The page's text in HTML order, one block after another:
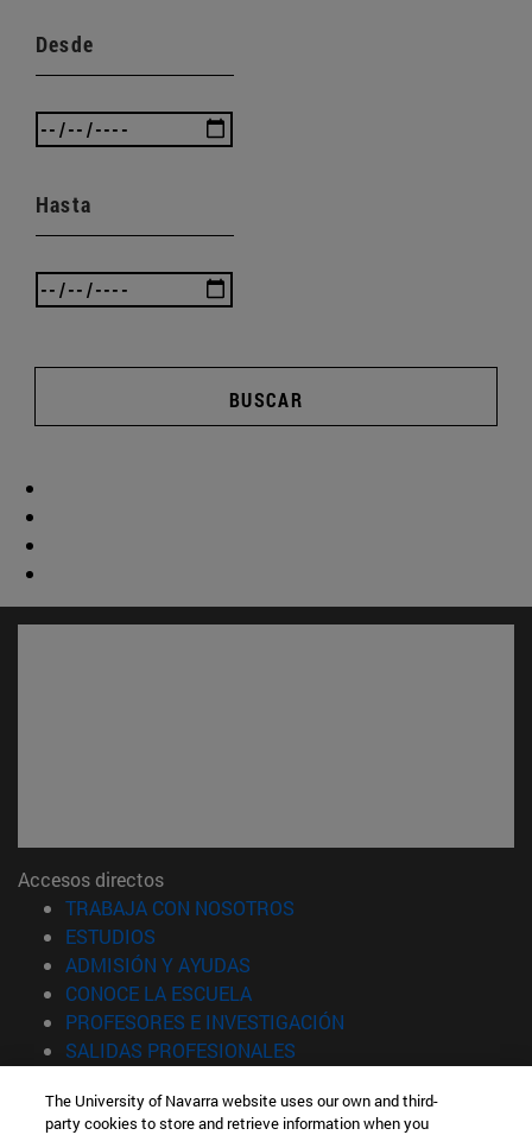
Desde
Hasta
BUSCAR
Accesos directos
TRABAJA CON NOSOTROS
ESTUDIOS
ADMISIÓN Y AYUDAS
CONOCE LA ESCUELA(abre en nueva ventana)
PROFESORES E INVESTIGACIÓN
SALIDAS PROFESIONALES
Información
The University of Navarra website uses our own and third-
party cookies to store and retrieve information when you